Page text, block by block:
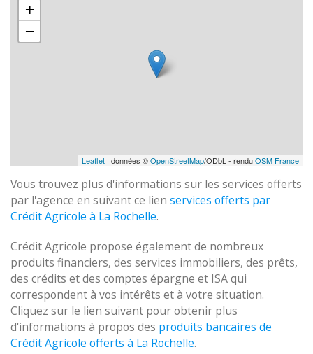
+
−
Leaflet | données ©OpenStreetMap/ODbL - renduOSM France
Vous trouvez plus d'informations sur les services offerts
par l'agence en suivant ce lien services offerts par
Crédit Agricole à La Rochelle.
Crédit Agricole propose également de nombreux
produits financiers, des services immobiliers, des prêts,
des crédits et des comptes épargne et ISA qui
correspondent à vos intérêts et à votre situation.
Cliquez sur le lien suivant pour obtenir plus
d'informations à propos des produits bancaires de
Crédit Agricole offerts à La Rochelle.